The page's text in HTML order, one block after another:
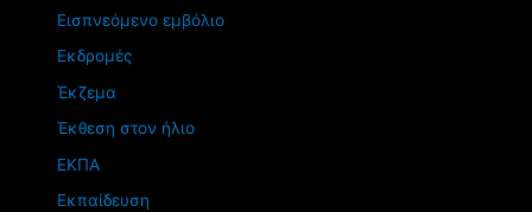
Εισπνεόμενο εμβόλιο
Εκδρομές
Έκζεμα
Έκθεση στον ήλιο
ΕΚΠΑ
Εκπαίδευση